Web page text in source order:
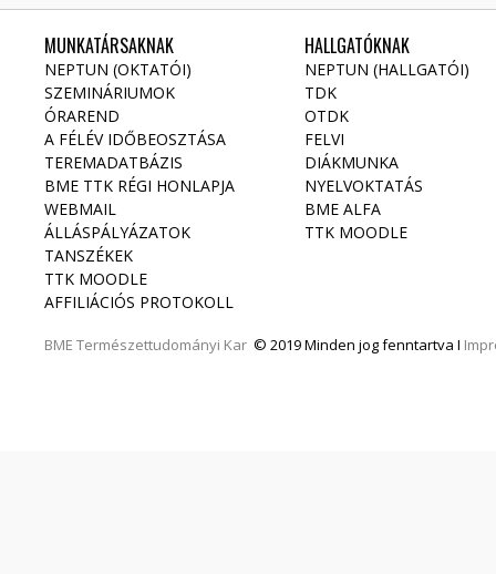
MUNKATÁRSAKNAK
NEPTUN (OKTATÓI)
SZEMINÁRIUMOK
ÓRAREND
A FÉLÉV IDŐBEOSZTÁSA
TEREMADATBÁZIS
BME TTK RÉGI HONLAPJA
WEBMAIL
ÁLLÁSPÁLYÁZATOK
TANSZÉKEK
TTK MOODLE
AFFILIÁCIÓS PROTOKOLL
BME Természettudományi Kar © 2019 Minden jog fenntartva I
HALLGATÓKNAK
NEPTUN (HALLGATÓI)
TDK
OTDK
FELVI
DIÁKMUNKA
NYELVOKTATÁS
BME ALFA
TTK MOODLE